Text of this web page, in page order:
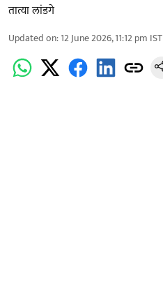
तात्या लांडगे
Updated on:12 June 2026, 11:12 pm IST